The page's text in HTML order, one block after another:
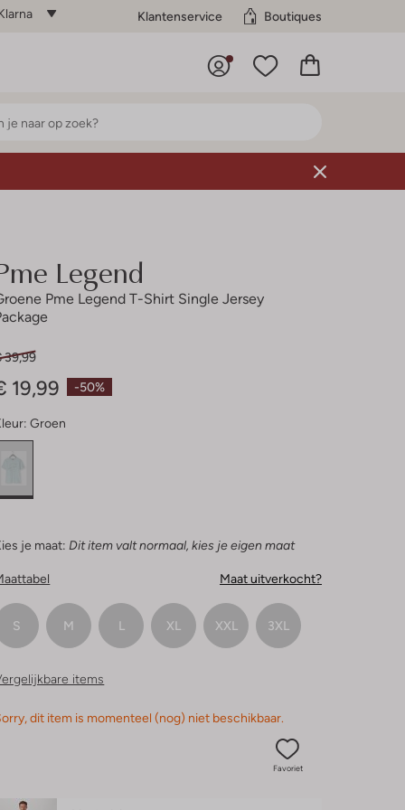
Klantenservice Boutiques
Legend
Pme Legend T-Shirt Single Jersey
-50%
39,99
19,99
Groen
je maat: Dit item valt normaal, kies je eigen maat
Maat uitverkocht?
S M L XL XXL 3XL
items
dit item is momenteel (nog) niet beschikbaar.
Favoriet